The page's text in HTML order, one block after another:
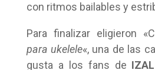
con ritmos bailables y
Para finalizar eligieron «C
para ukelele«, una de las
gusta a los fans de IZAL